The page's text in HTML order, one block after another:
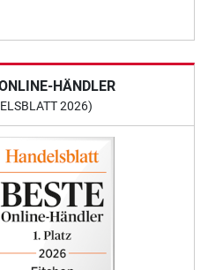
HÄNDLER
2026)